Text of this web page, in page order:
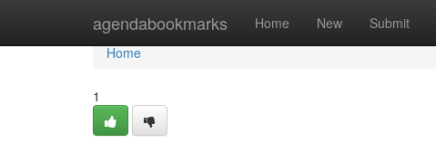
agendabookmarks Home New Submit
Home
Home
1